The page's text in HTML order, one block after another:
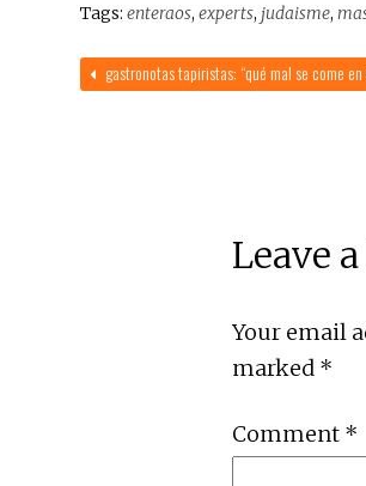
Tags: enteraos, experts, judaisme,
gastronotas tapiristas: “qué mal se come
Leave
Your email
marked *
Comment *